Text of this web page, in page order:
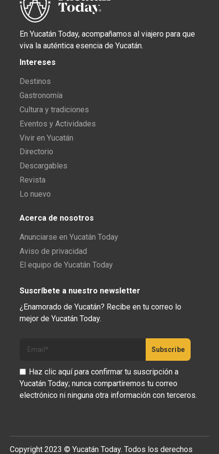
En Yucatán Today, acompañamos al viajero para que
viva la auténtica esencia de Yucatán.
Intereses
Destinos
Gastronomía
Cultura y tradiciones
Eventos y Actividades
Vivir en Yucatán
Directorio
Descargables
Revista
Lo nuevo
Acerca de nosotros
Anunciarse en Yucatán Today
Aviso de privacidad
El equipo de Yucatán Today
Suscríbete a nuestro newsletter
¿Enamorado de Yucatán? Recibe en tu correo lo
mejor de Yucatán Today.
Haz clic aquí para confirmar tu suscripción a
Yucatán Today; nunca compartiremos tu correo
electrónico ni ninguna otra información con terceros.
Copyright 2023 © Yucatán Today. Todos los derechos